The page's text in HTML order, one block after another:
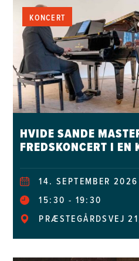
KONCERT
HVIDE SANDE
FREDSKONCERT I EN
14. SEPTEMBER 2026
15:30
19:30
PRÆSTEGÅRDSVEJ